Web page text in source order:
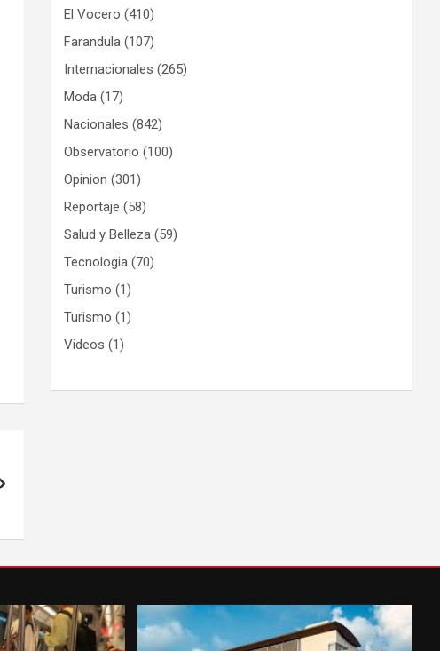
El Vocero (410)
Farandula (107)
Internacionales (265)
Moda (17)
Nacionales (842)
Observatorio (100)
Opinion (301)
Reportaje (58)
Salud y Belleza (59)
Tecnologia (70)
Turismo (1)
Turismo (1)
Videos (1)